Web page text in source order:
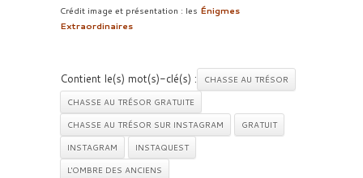
Crédit image et présentation : les Énigmes
Extraordinaires
Contient le(s) mot(s)-clé(s) :
CHASSE AU TRÉSOR
CHASSE AU TRÉSOR GRATUITE
CHASSE AU TRÉSOR SUR INSTAGRAM
GRATUIT
INSTAGRAM
INSTAQUEST
L'OMBRE DES ANCIENS